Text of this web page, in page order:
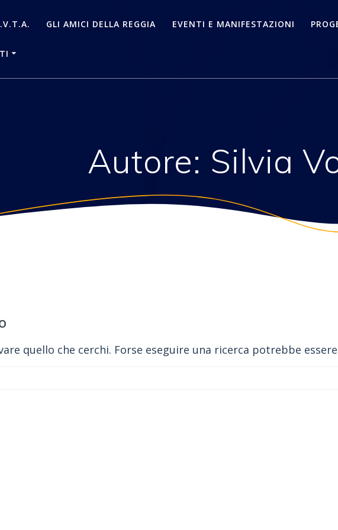
GLI AMICI DELLA REGGIA EVENTI E MANIFESTAZIONI
Autore: Silvia
quello che cerchi. Forse eseguire una ricerca potrebbe